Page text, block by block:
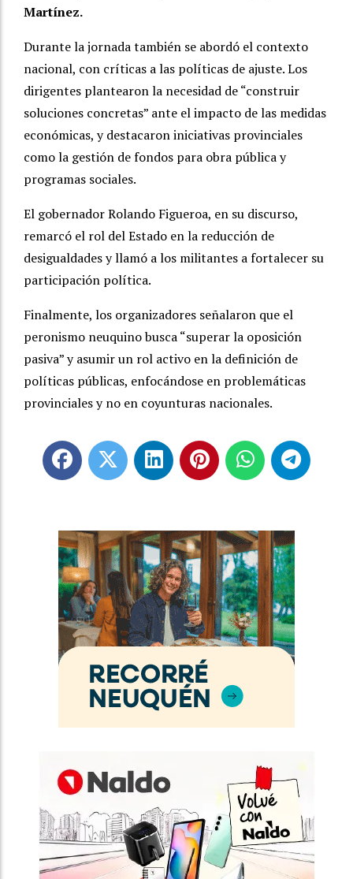
Martínez.
Durante la jornada también se abordó el contexto
nacional, con críticas a las políticas de ajuste. Los
dirigentes plantearon la necesidad de “construir
soluciones concretas” ante el impacto de las medidas
económicas, y destacaron iniciativas provinciales
como la gestión de fondos para obra pública y
programas sociales.
El gobernador Rolando Figueroa, en su discurso,
remarcó el rol del Estado en la reducción de
desigualdades y llamó a los militantes a fortalecer su
participación política.
Finalmente, los organizadores señalaron que el
peronismo neuquino busca “superar la oposición
pasiva” y asumir un rol activo en la definición de
políticas públicas, enfocándose en problemáticas
provinciales y no en coyunturas nacionales.